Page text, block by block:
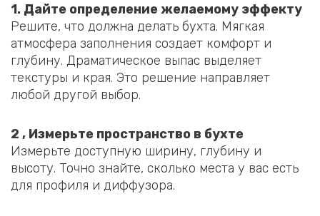
1. Дайте определение желаемому эффекту
Решите, что должна делать бухта. Мягкая
атмосфера заполнения создает комфорт и
глубину. Драматическое выпас выделяет
текстуры и края. Это решение направляет
любой другой выбор.
2 , Измерьте пространство в бухте
Измерьте доступную ширину, глубину и
высоту. Точно знайте, сколько места у вас есть
для профиля и диффузора.